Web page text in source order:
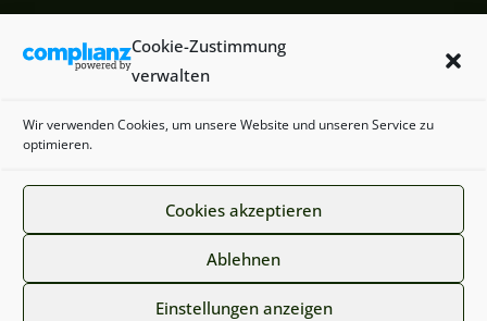
Cookie-Zustimmung
verwalten
Wir verwenden Cookies, um unsere Website und unseren Service zu
optimieren.
Cookies akzeptieren
Ablehnen
Einstellungen anzeigen
Coaching Aus- und Weiterbildung
Buch
Kontakt